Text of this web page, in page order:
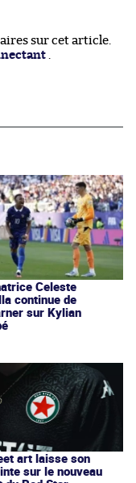
sur cet article.
Celeste
continue de
sur Kylian
art laisse son
sur le nouveau